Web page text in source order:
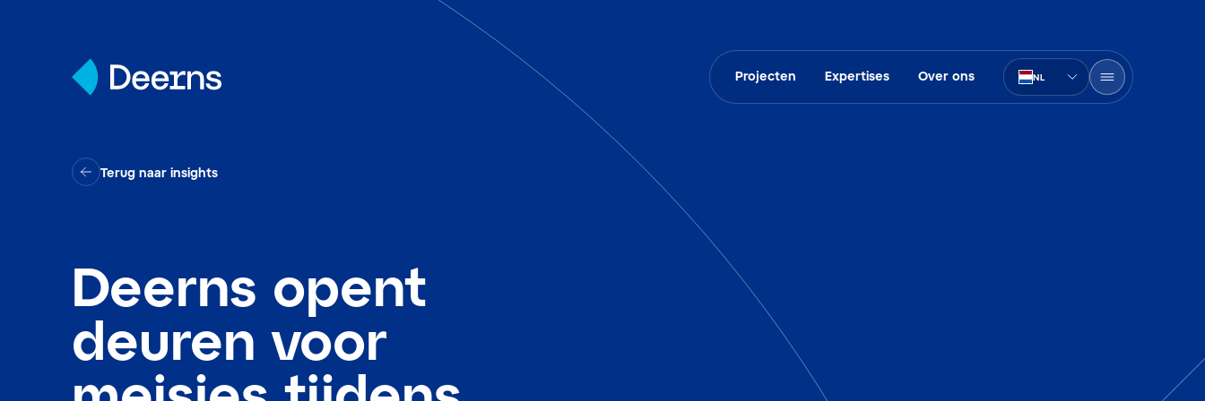
Projecten Expertises Over ons NL
Terug naar insights
Deerns opent
deuren voor